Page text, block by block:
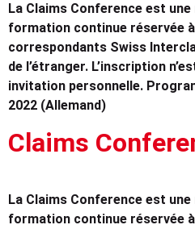
La Claims Conference est
formation continue réservée
correspondants Swiss
de l’étranger. L’inscription
invitation personnelle.
2022 (Allemand)
Claims
La Claims Conference est
formation continue réservée